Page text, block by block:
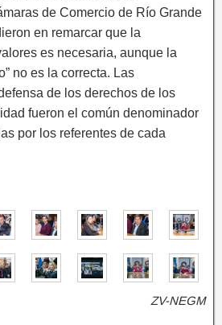
de Comercio de Río Grande
en remarcar que la
es necesaria, aunque la
no es la correcta. Las
de los derechos de los
fueron el común denominador
por los referentes de cada
ZV-NEGM